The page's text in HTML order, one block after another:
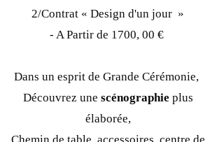
2/Contrat « Design d'un jour »
- A Partir de 1700, 00 €
Dans un esprit de Grande Cérémonie,
Découvrez une scénographie plus
élaborée,
Chemin de table, accessoires, centre de